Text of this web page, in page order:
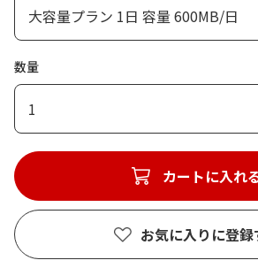
数量
1
カートに入れ
お気に入りに登録